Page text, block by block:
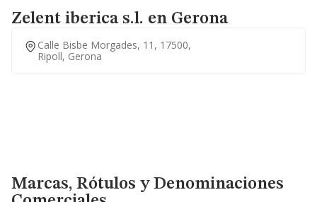
Zelent iberica s.l. en Gerona
Calle Bisbe Morgades, 11, 17500,
Ripoll, Gerona
Marcas, Rótulos y Denominaciones Comerciales
Marcas, Rótulos y Denominaciones